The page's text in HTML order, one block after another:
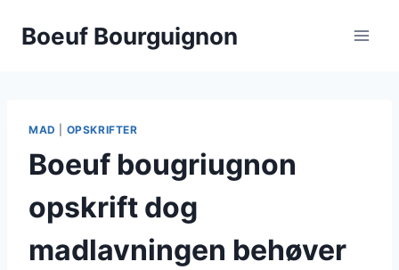
Boeuf Bourguignon
MAD OPSKRIFTER
Boeuf bougriugnon
opskrift dog
madlavningen behøver